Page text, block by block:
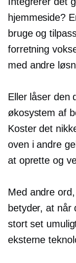
hjemmeside?
bruge og
forretning
med andre
Eller låser den
økosystem af
Koster det
oven i andre
at oprette og
Med andre
betyder, at når
stort set
eksterne